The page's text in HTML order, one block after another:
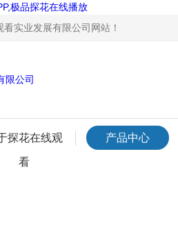
极品探花在线播放
实业发展有限公司网站！
探花在线观
看
产品中心